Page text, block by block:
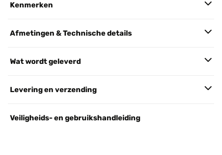
Kenmerken
Afmetingen & Technische details
Wat wordt geleverd
Levering en verzending
Veiligheids- en gebruikshandleiding